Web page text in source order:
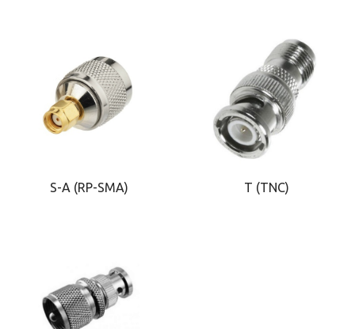
S-A (RP-SMA) T (TNC)